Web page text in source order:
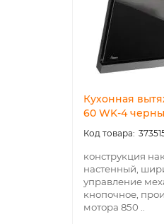
Кухонная
60 WK-4
конструкция
настенный,
управление
кнопочное,
мотора 850 ..